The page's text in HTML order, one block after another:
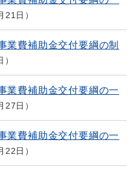
21日
業費補助金交付要綱の制
業費補助金交付要綱の一
27日
業費補助金交付要綱の一
22日